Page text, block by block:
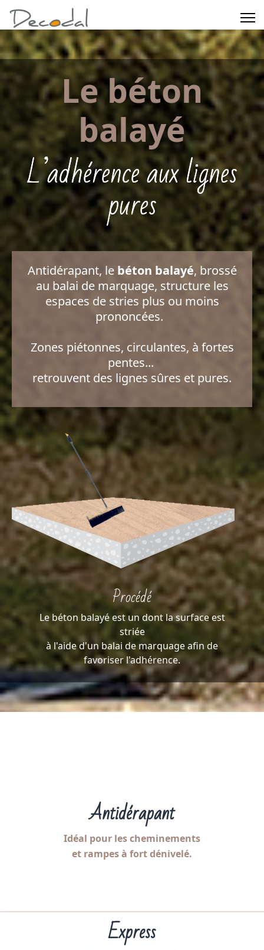
Le béton
balayé
L’adhérence aux lignes
pures
Antidérapant, le béton balayé, brossé
au balai de marquage, structure les
espaces de stries plus ou moins
prononcées.
Zones piétonnes, circulantes, à fortes
pentes...
retrouvent des lignes sûres et pures.
Procédé
Le béton balayé est un dont la surface est
striée
à l'aide d'un balai de marquage afin de
favoriser l'adhérence.
Antidérapant
Idéal pour les cheminements
et rampes à fort dénivelé.
Express